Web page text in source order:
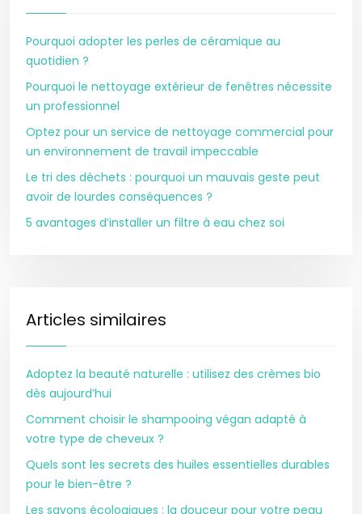
Pourquoi adopter les perles de céramique au
quotidien ?
Pourquoi le nettoyage extérieur de fenêtres nécessite
un professionnel
Optez pour un service de nettoyage commercial pour
un environnement de travail impeccable
Le tri des déchets : pourquoi un mauvais geste peut
avoir de lourdes conséquences ?
5 avantages d’installer un filtre à eau chez soi
Articles similaires
Adoptez la beauté naturelle : utilisez des crèmes bio
dès aujourd’hui
Comment choisir le shampooing végan adapté à
votre type de cheveux ?
Quels sont les secrets des huiles essentielles durables
pour le bien-être ?
Les savons écologiques : la douceur pour votre peau